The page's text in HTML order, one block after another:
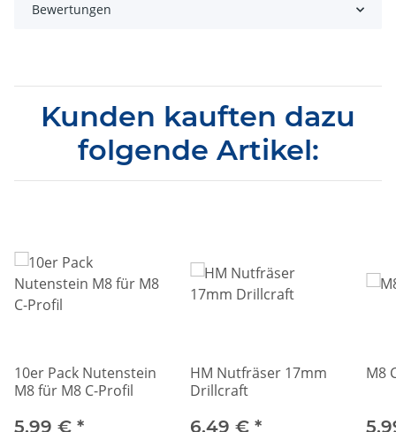
Bewertungen
Kunden kauften dazu
folgende Artikel:
10er Pack Nutenstein
M8 für M8 C-Profil
5,99 € *
HM Nutfräser 17mm
Drillcraft
6,49 € *
M8